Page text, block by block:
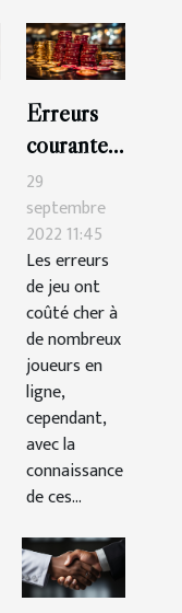
Erreurs
courantes
que vous
devriez
éviter au
casino
29
septembre
2022 11:45
Les erreurs
de jeu ont
coûté cher à
de nombreux
joueurs en
ligne,
cependant,
avec la
connaissance
de ces...